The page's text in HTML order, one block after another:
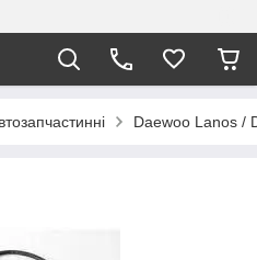
Daewoo Lanos /